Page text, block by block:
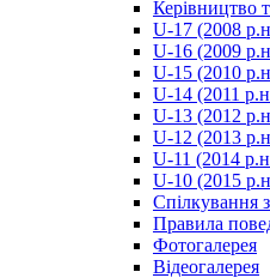
Керівництво
U-17 (2008
U-16 (2009
U-15 (2010
U-14 (2011
U-13 (2012
U-12 (2013
U-11 (2014
U-10 (2015
Спілкування
Правила
Фотогалерея
Відеогалерея